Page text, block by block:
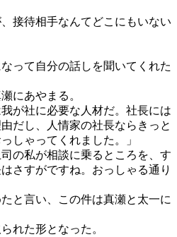
接待相手なんてどこにもいない
って自分の話しを聞いてくれた
にあやまる。
が社に必要な人材だ。社長には
だし、人情家の社長ならきっと
しゃってくれました。」
の私が相談に乗るところを、す
さすがですね。おっしゃる通り
と言い、この件は真瀬と太一に
れた形となった。